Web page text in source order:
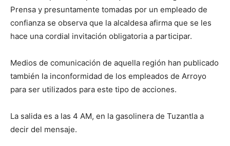
Prensa y presuntamente tomadas por un empleado de
confianza se observa que la alcaldesa afirma que se les
hace una cordial invitación obligatoria a participar.
Medios de comunicación de aquella región han publicado
también la inconformidad de los empleados de Arroyo
para ser utilizados para este tipo de acciones.
La salida es a las 4 AM, en la gasolinera de Tuzantla a
decir del mensaje.